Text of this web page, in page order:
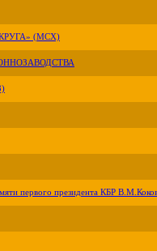
(МСХ)
первого президента КБР